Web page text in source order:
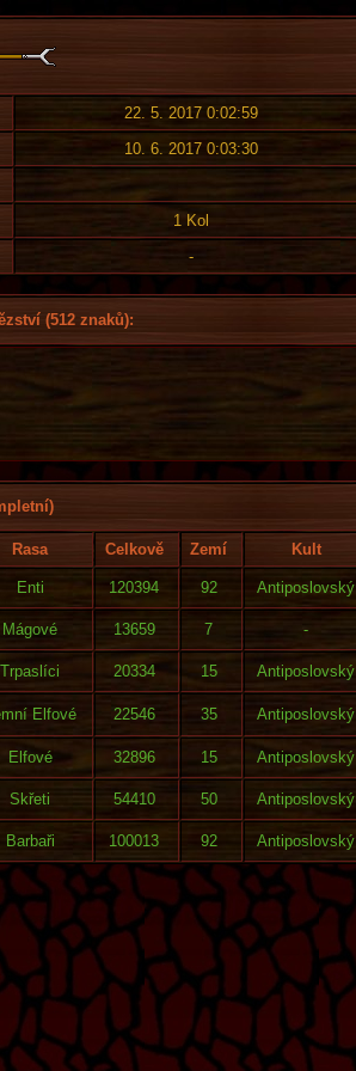
22. 5. 2017 0:02:59
10. 6. 2017 0:03:30
1 Kol
-
(512 znaků):
Rasa Celkově Zemí
Kult
Enti 120394 92
Antiposlovský
Mágové 13659 7
-
Trpaslíci 20334 15
Antiposlovský
Elfové 22546 35
Antiposlovský
Elfové 32896 15
Antiposlovský
Skřeti 54410 50
Antiposlovský
Barbaři 100013 92 Antiposlovský